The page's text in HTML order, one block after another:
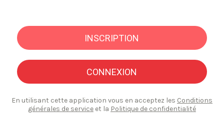
INSCRIPTION
CONNEXION
En utilisant cette application vous en acceptez les Conditions
générales de service et la Politique de confidentialité